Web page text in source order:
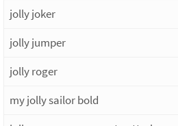
jolly joker
jolly jumper
jolly roger
my jolly sailor bold